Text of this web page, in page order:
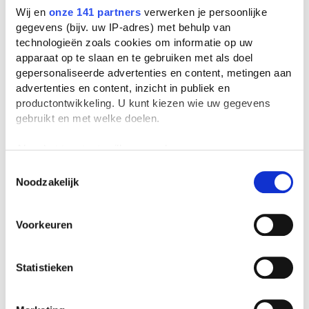
Wij en onze 141 partners verwerken je persoonlijke
gegevens (bijv. uw IP-adres) met behulp van
technologieën zoals cookies om informatie op uw
apparaat op te slaan en te gebruiken met als doel
gepersonaliseerde advertenties en content, metingen aan
advertenties en content, inzicht in publiek en
productontwikkeling. U kunt kiezen wie uw gegevens
gebruikt en met welke doelen.
Als u het toestaat, willen we ook graag:
locatie, die tot een paar meter nauwkeurig kan zijn
scannen op specifieke eigenschappen (fingerprinting)
Lees meer over hoe uw persoonlijke gegevens worden
U kunt uw toestemming op elk moment wijzigen of
intrekken in de Cookieverklaring.
We gebruiken cookies om content en advertenties te
Noodzakelijk
Voorkeuren
Statistieken